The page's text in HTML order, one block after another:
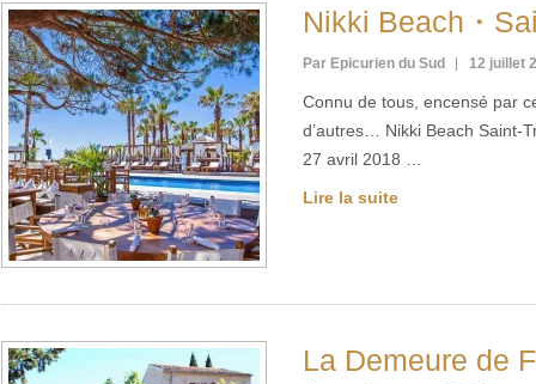
Nikki Beach・
Par Epicurien du Sud 12 juillet
Connu de tous, encensé par
d’autres… Nikki Beach Saint-
27 avril 2018 …
Lire la suite
La Demeure de